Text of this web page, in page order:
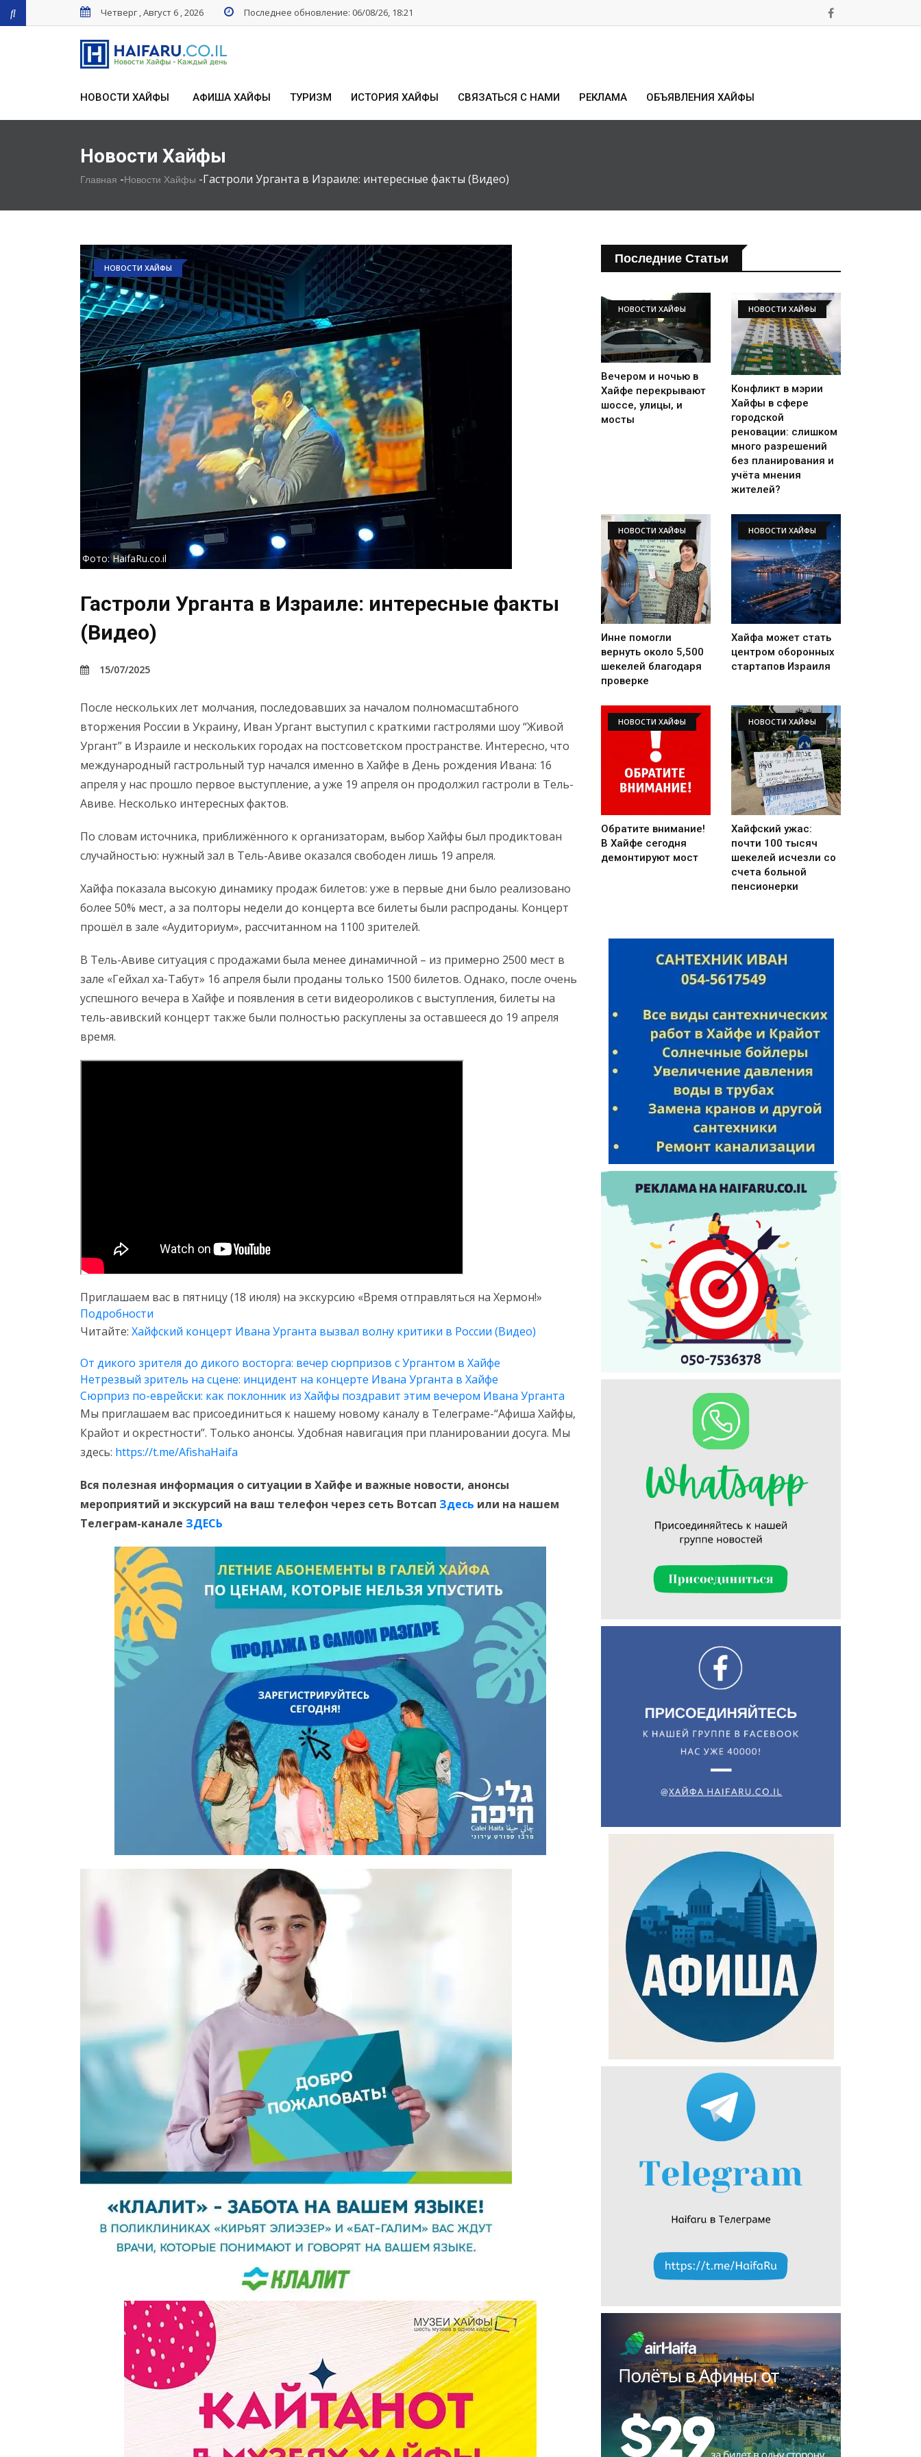
Четверг , Август 6 , 2026 Последнее обновление: 06/08/26, 18:21
НОВОСТИ ХАЙФЫ АФИША ХАЙФЫ ТУРИЗМ ИСТОРИЯ ХАЙФЫ СВЯЗАТЬСЯ С НАМИ РЕКЛАМА ОБЪЯВЛЕНИЯ ХАЙФЫ
Искать
Новости Хайфы
Главная -Новости Хайфы -Гастроли Урганта в Израиле: интересные факты (Видео)
НОВОСТИ ХАЙФЫ
Фото: HaifaRu.co.il
Гастроли Урганта в Израиле: интересные факты
(Видео)
15/07/2025
После нескольких лет молчания, последовавших за началом полномасштабного
вторжения России в Украину, Иван Ургант выступил с краткими гастролями шоу “Живой
Ургант” в Израиле и нескольких городах на постсоветском пространстве. Интересно, что
международный гастрольный тур начался именно в Хайфе в День рождения Ивана: 16
апреля у нас прошло первое выступление, а уже 19 апреля он продолжил гастроли в Тель-
Авиве. Несколько интересных фактов.
По словам источника, приближённого к организаторам, выбор Хайфы был продиктован
случайностью: нужный зал в Тель-Авиве оказался свободен лишь 19 апреля.
Хайфа показала высокую динамику продаж билетов: уже в первые дни было реализовано
более 50% мест, а за полторы недели до концерта все билеты были распроданы. Концерт
прошёл в зале «Аудиториум», рассчитанном на 1100 зрителей.
В Тель-Авиве ситуация с продажами была менее динамичной – из примерно 2500 мест в
зале «Гейхал ха-Табут» 16 апреля были проданы только 1500 билетов. Однако, после очень
успешного вечера в Хайфе и появления в сети видеороликов с выступления, билеты на
тель-авивский концерт также были полностью раскуплены за оставшееся до 19 апреля
время.
Приглашаем вас в пятницу (18 июля) на экскурсию «Время отправляться на Хермон!»
Подробности
Читайте: Хайфский концерт Ивана Урганта вызвал волну критики в России (Видео)
От дикого зрителя до дикого восторга: вечер сюрпризов с Ургантом в Хайфе
Нетрезвый зритель на сцене: инцидент на концерте Ивана Урганта в Хайфе
Сюрприз по-еврейски: как поклонник из Хайфы поздравит этим вечером Ивана Урганта
Мы приглашаем вас присоединиться к нашему новому каналу в Телеграме-“Афиша Хайфы,
Крайот и окрестности”. Только анонсы. Удобная навигация при планировании досуга. Мы
здесь: https://t.me/AfishaHaifa
Вся полезная информация о ситуации в Хайфе и важные новости, анонсы
мероприятий и экскурсий на ваш телефон через сеть Вотсап Здесь или на нашем
Телеграм-канале ЗДЕСЬ
Последние Статьи
НОВОСТИ ХАЙФЫ
Вечером и ночью в
Хайфе перекрывают
шоссе, улицы, и
мосты
НОВОСТИ ХАЙФЫ
Конфликт в мэрии
Хайфы в сфере
городской
реновации: слишком
много разрешений
без планирования и
учёта мнения
жителей?
НОВОСТИ ХАЙФЫ
Инне помогли
вернуть около 5,500
шекелей благодаря
проверке
НОВОСТИ ХАЙФЫ
Хайфа может стать
центром оборонных
стартапов Израиля
НОВОСТИ ХАЙФЫ
Обратите внимание!
В Хайфе сегодня
демонтируют мост
НОВОСТИ ХАЙФЫ
Хайфский ужас:
почти 100 тысяч
шекелей исчезли со
счета больной
пенсионерки